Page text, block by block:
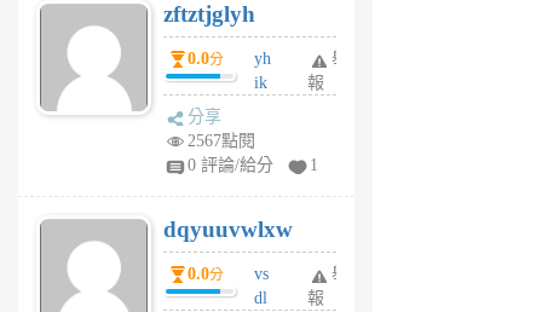
月
前
zftztjglyh
0.0分
yh
ik
tu
6
個
月
前
舉
報
分享
2567點閱
0 評論/給分
1
dqyuuvwlxw
0.0分
vs
dl
舉
報